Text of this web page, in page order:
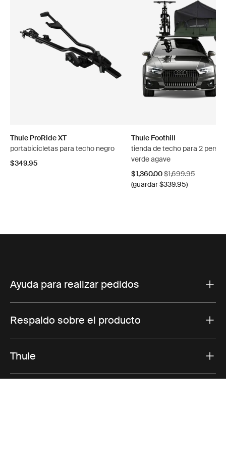
Thule ProRide XT
portabicicletas para techo negro
$349.95
Thule Foothill
tienda de techo para 2
verde agave
Precio de venta
$1,360.00Precio original
$1,699.95
(guardar $339.95)
Ayuda para realizar pedidos
Respaldo sobre el producto
Thule